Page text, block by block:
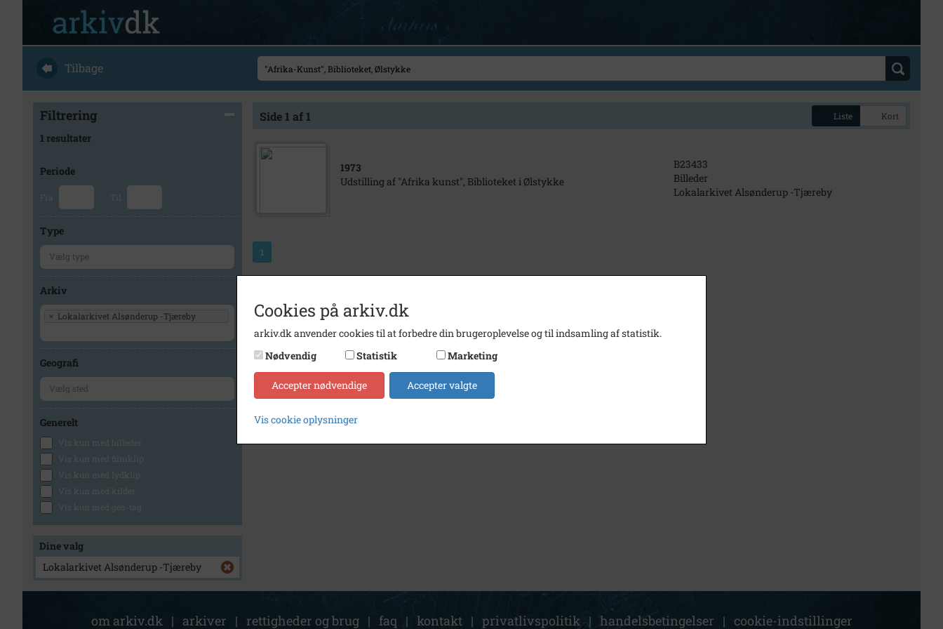
Tilbage
Filtrering
1 resultater
Periode
Fra Til
Type
Arkiv
× Lokalarkivet Alsønderup -Tjæreby
Geografi
Generelt
Vis kun med billeder
Vis kun med filmklip
Vis kun med lydklip
Vis kun med kilder
Vis kun med geo-tag
Dine valg
Lokalarkivet Alsønderup -Tjæreby
Side 1 af 1 Liste Kort
1973
Udstilling af "Afrika kunst", Biblioteket i Ølstykke
B23433
Billeder
Lokalarkivet Alsønderup -Tjæreby
1
om arkiv.dk | arkiver | rettigheder og brug | faq | kontakt | privatlivspolitik | handelsbetingelser | cookie-indstillinger
Cookies på arkiv.dk
arkiv.dk anvender cookies til at forbedre din brugeroplevelse og til indsamling af statistik.
Nødvendig
Statistik Marketing
Accepter nødvendige Accepter valgte
Vis cookie oplysninger